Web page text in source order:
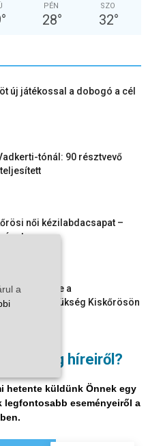
a térség híreiről?
hetente küldünk Önnek egy
eseményeiről a
°
PÉN
28°
SZO
32°
új játékossal a dobogó a cél
tónál: 90 résztvevő
női kézilabdacsapat –
ezekre a
van most szükség Kiskőrösön
ősszel újraindulhat a
a Budapest–Belgrád
a